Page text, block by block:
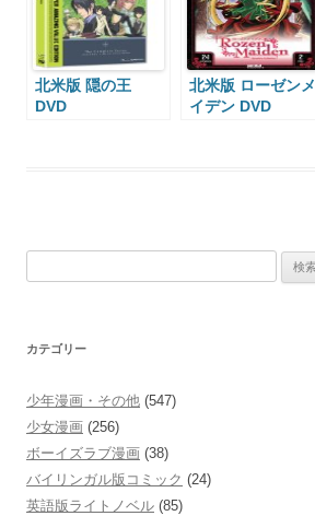
北米版 隠の王
DVD
北米版 ローゼンメ
イデン DVD
カテゴリー
少年漫画・その他 (547)
少女漫画 (256)
ボーイズラブ漫画 (38)
バイリンガル版コミック (24)
英語版ライトノベル (85)